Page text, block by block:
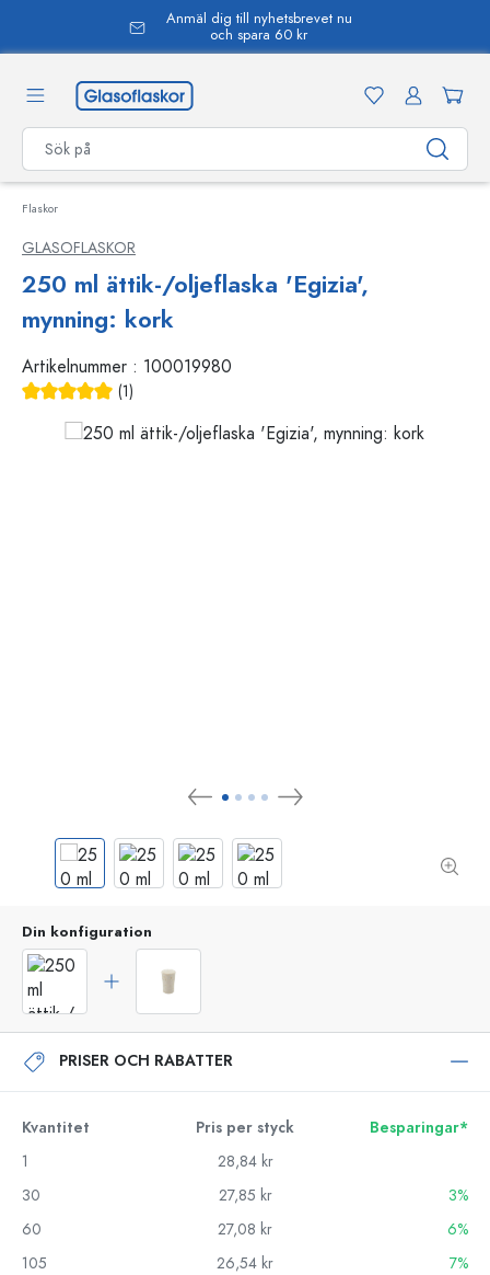
Anmäl dig till nyhetsbrevet nu
och spara 60 kr
Flaskor
GLASOFLASKOR
250 ml ättik-/oljeflaska 'Egizia',
mynning: kork
Artikelnummer : 100019980
(1)
Din konfiguration
PRISER OCH RABATTER
Kvantitet Pris per styck
Besparingar*
1
28,84 kr
30
27,85 kr
3%
60
27,08 kr
6%
105
26,54 kr
7%